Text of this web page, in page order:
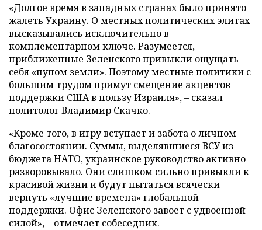
«Долгое время в западных странах было принято
жалеть Украину. О местных политических элитах
высказывались исключительно в
комплементарном ключе. Разумеется,
приближенные Зеленского привыкли ощущать
себя «пупом земли». Поэтому местные политики с
большим трудом примут смещение акцентов
поддержки США в пользу Израиля», – сказал
политолог Владимир Скачко.
«Кроме того, в игру вступает и забота о личном
благосостоянии. Суммы, выделявшиеся ВСУ из
бюджета НАТО, украинское руководство активно
разворовывало. Они слишком сильно привыкли к
красивой жизни и будут пытаться всячески
вернуть «лучшие времена» глобальной
поддержки. Офис Зеленского завоет с удвоенной
силой», – отмечает собеседник.